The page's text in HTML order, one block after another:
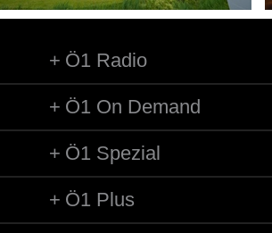
Ö1 Radio
Ö1 On Demand
Ö1 Spezial
Ö1 Plus